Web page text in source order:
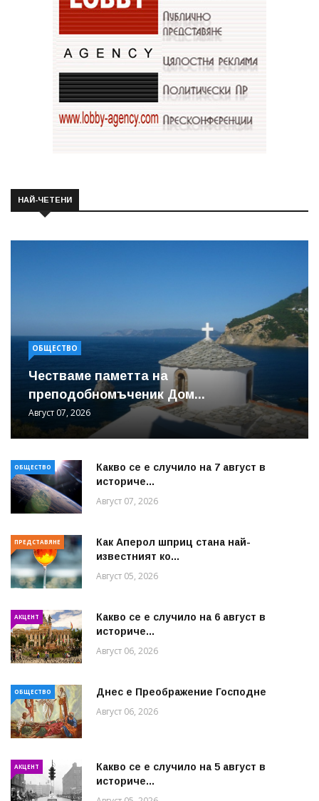
НАЙ-ЧЕТЕНИ
ОБЩЕСТВО
Честваме паметта на
преподобномъченик Дом...
Август 07, 2026
ОБЩЕСТВО
Какво се е случило на 7 август в
историче...
Август 07, 2026
ПРЕДСТАВЯНЕ
Как Аперол шприц стана най-
известният ко...
Август 05, 2026
АКЦЕНТ
Какво се е случило на 6 август в
историче...
Август 06, 2026
ОБЩЕСТВО Днес е Преображение Господне
Август 06, 2026
АКЦЕНТ
Какво се е случило на 5 август в
историче...